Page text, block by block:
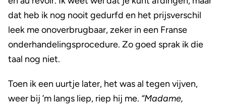
dat heb ik nog nooit gedurfd en het prijsverschil
leek me onoverbrugbaar, zeker in een Franse
onderhandelingsprocedure. Zo goed sprak ik die
taal nog niet.
Toen ik een uurtje later, het was al tegen vijven,
weer bij ’m langs liep, riep hij me. “Madame,